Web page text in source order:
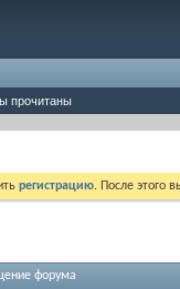
прочитаны
регистрацию. После этого
форума